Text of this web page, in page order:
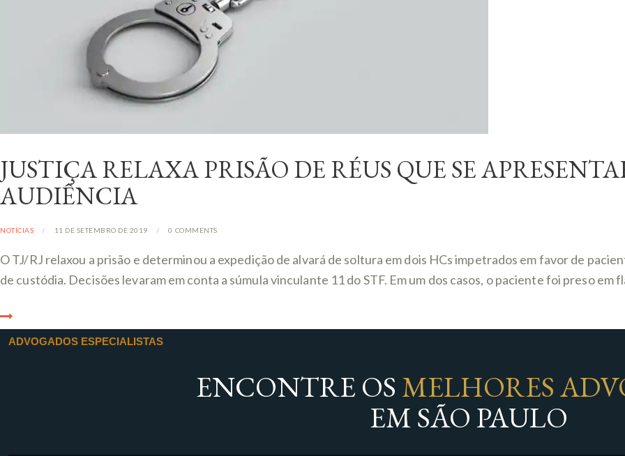
JUSTIÇA RELAXA PRISÃO DE RÉUS QUE SE
AUDIÊNCIA
NOTÍCIAS 11 DE SETEMBRO DE 2019 0 COMMENTS
O TJ/RJ relaxou a prisão e determinou a expedição de alvará de soltura em dois HCs impetrados em favor de
de custódia. Decisões levaram em conta a súmula vinculante 11 do STF. Em um dos casos, o paciente foi preso
ADVOGADOS ESPECIALISTAS
ENCONTRE OS MELHORES
EM SÃO PAULO